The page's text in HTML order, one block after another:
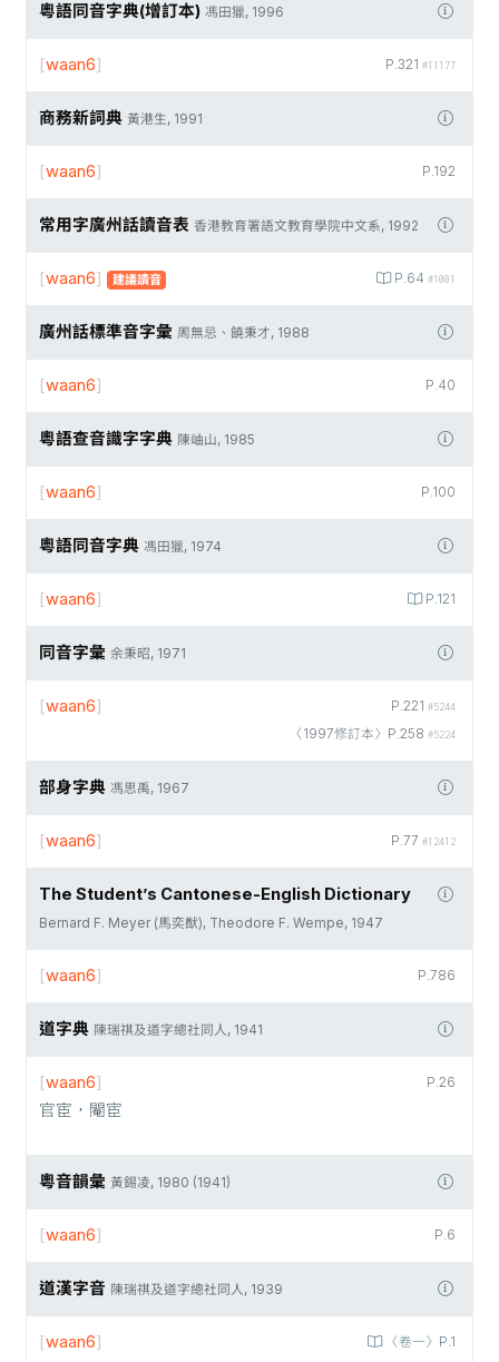
粵語同音字典(增訂本) 馮田獵, 1996
P.321 #11177
[waan6]
商務新詞典 黃港生, 1991
P.192
[waan6]
常用字廣州話讀音表 香港教育署語文教育學院中文系, 1992
P.64 #1001
[waan6] 建議讀音
廣州話標準音字彙 周無忌、饒秉才, 1988
P.40
[waan6]
粵語查音識字字典 陳岫山, 1985
P.100
[waan6]
粵語同音字典 馮田獵, 1974
P.121
[waan6]
同音字彙 余秉昭, 1971
P.221 #5244
〈1997修訂本〉P.258 #5224
[waan6]
部身字典 馮思禹, 1967
P.77 #12412
[waan6]
The Student’s Cantonese-English Dictionary
Bernard F. Meyer (馬奕猷), Theodore F. Wempe, 1947
P.786
[waan6]
道字典 陳瑞祺及道字總社同人, 1941
P.26
[waan6]
官宦，閹宦
粵音韻彙 黃錫凌, 1980 (1941)
P.6
[waan6]
道漢字音 陳瑞祺及道字總社同人, 1939
〈卷一〉P.1
[waan6]